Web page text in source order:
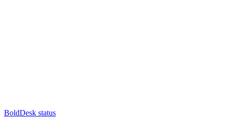
BoldDesk status